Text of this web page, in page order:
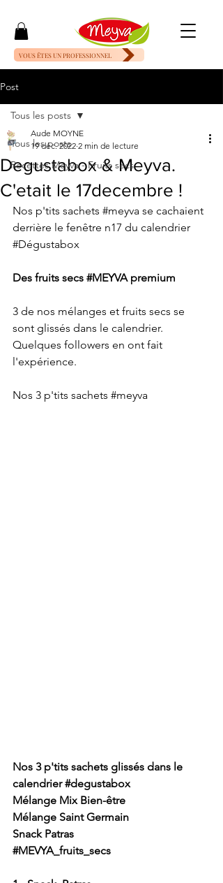
VOUS ÊTES UN PROFESSIONNEL
Post
Tous les posts
Recettes Meyva - Fruits secs
Tous les posts
Degustabox & Meyva.
C'etait le 17decembre !
Aude MOYNE
19 déc. 2022 2 min de lecture
Nos p'tits sachets #meyva se cachaient
derrière le fenêtre n17 du calendrier
#Dégustabox
Des fruits secs #MEYVA premium
3 de nos mélanges et fruits secs se
sont glissés dans le calendrier.
Quelques followers en ont fait
l'expérience.
Nos 3 p'tits sachets #meyva
Nos 3 p'tits sachets glissés dans le
calendrier #degustabox
Mélange Mix Bien-être
Mélange Saint Germain
Snack Patras
#MEVYA_fruits_secs